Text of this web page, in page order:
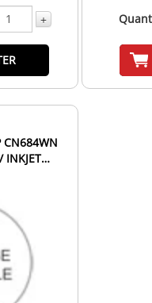
+
INKJET